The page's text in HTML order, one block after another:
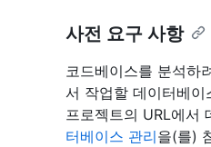
사전 요구 사항
코드베이스를 분석하
서 작업할 데이터베
프로젝트의 URL에서
터베이스 관리을(를)